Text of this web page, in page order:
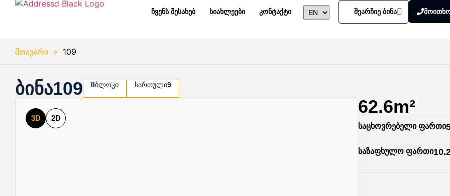
ჩვენს შესახებ სიახლეები კონტაქტი შეარჩიე ბინა
მთავარი » 109
ბინა109 IIბლოკი სართული9
3D 2D
62.6m²
საცხოვრებელი ფართი
საზაფხულო ფართი